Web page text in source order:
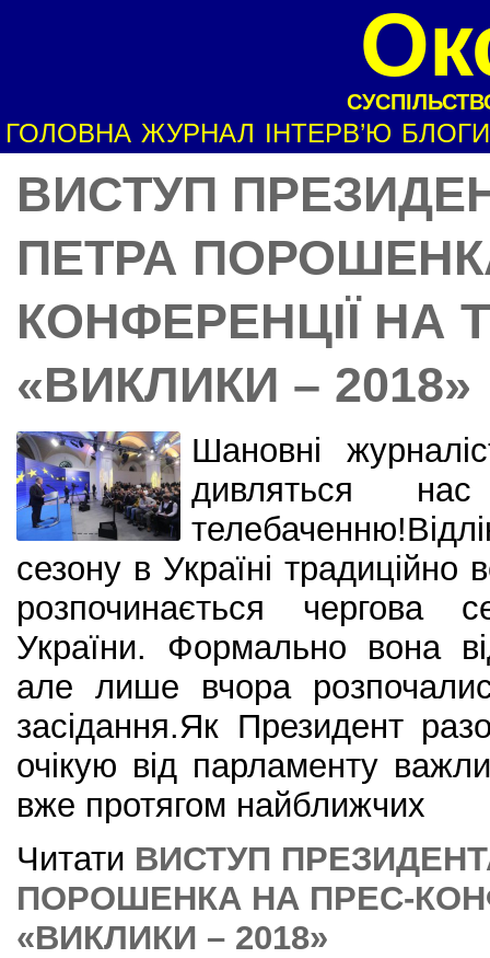
ГОЛОВНА ЖУРНАЛ ІНТЕРВ’Ю БЛОГИ
ВИСТУП
ПЕТРА
КОНФЕРЕНЦІЇ НА
«ВИКЛИКИ – 2018»
Шановні
дивляться
сезону в Україні традиційно
розпочинається чергова
України. Формально вона
але лише вчора
засідання.Як Президент
очікую від парламенту
вже протягом найближчих
Читати ВИСТУП
ПОРОШЕНКА НА ПРЕС-
«ВИКЛИКИ – 2018»